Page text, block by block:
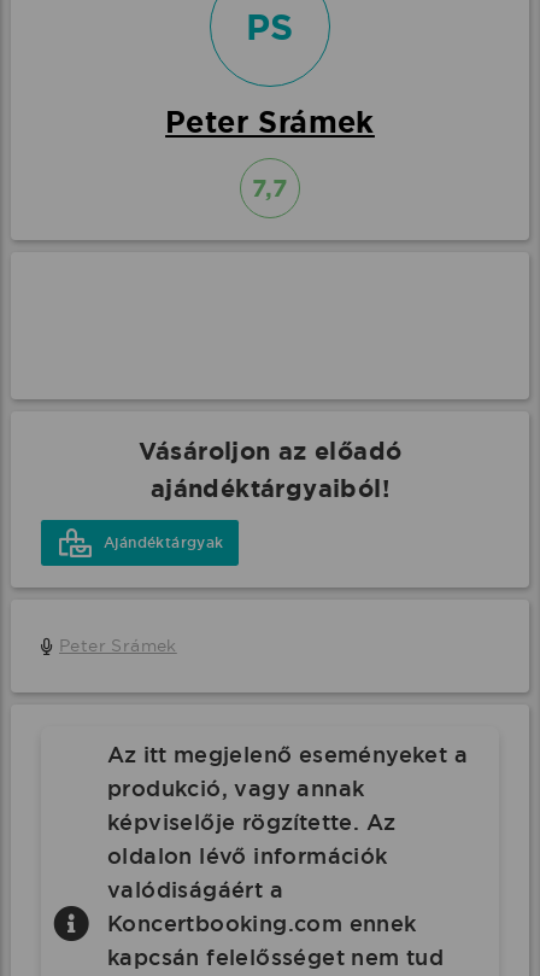
PS
Peter Srámek
7,7
Vásároljon az előadó
ajándéktárgyaiból!
Ajándéktárgyak
Peter Srámek
Az itt megjelenő eseményeket a
produkció, vagy annak
képviselője rögzítette. Az
oldalon lévő információk
valódiságáért a
Koncertbooking.com ennek
kapcsán felelősséget nem tud